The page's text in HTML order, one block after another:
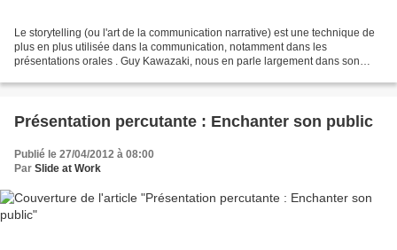
Le storytelling (ou l'art de la communication narrative) est une technique de
plus en plus utilisée dans la communication, notamment dans les
présentations orales . Guy Kawazaki, nous en parle largement dans son
Présentation percutante : Enchanter son public
Publié le 27/04/2012 à 08:00
Par Slide at Work